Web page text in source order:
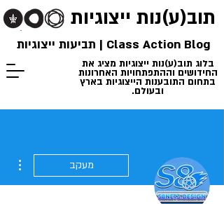
תוב(ע)נות ייצוגיות
בלוג תוב(ע)נות ייצוגיות מציג את
החידושים וההתפתחויות האחרונות
בתחום התובענות הייצוגיות בארץ
ובעולם.
Class Action Blog | תביעות ייצוגיות
מעקב